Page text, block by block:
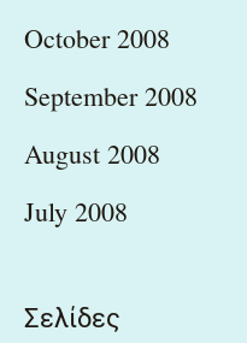
October 2008
September 2008
August 2008
July 2008
Σελίδες